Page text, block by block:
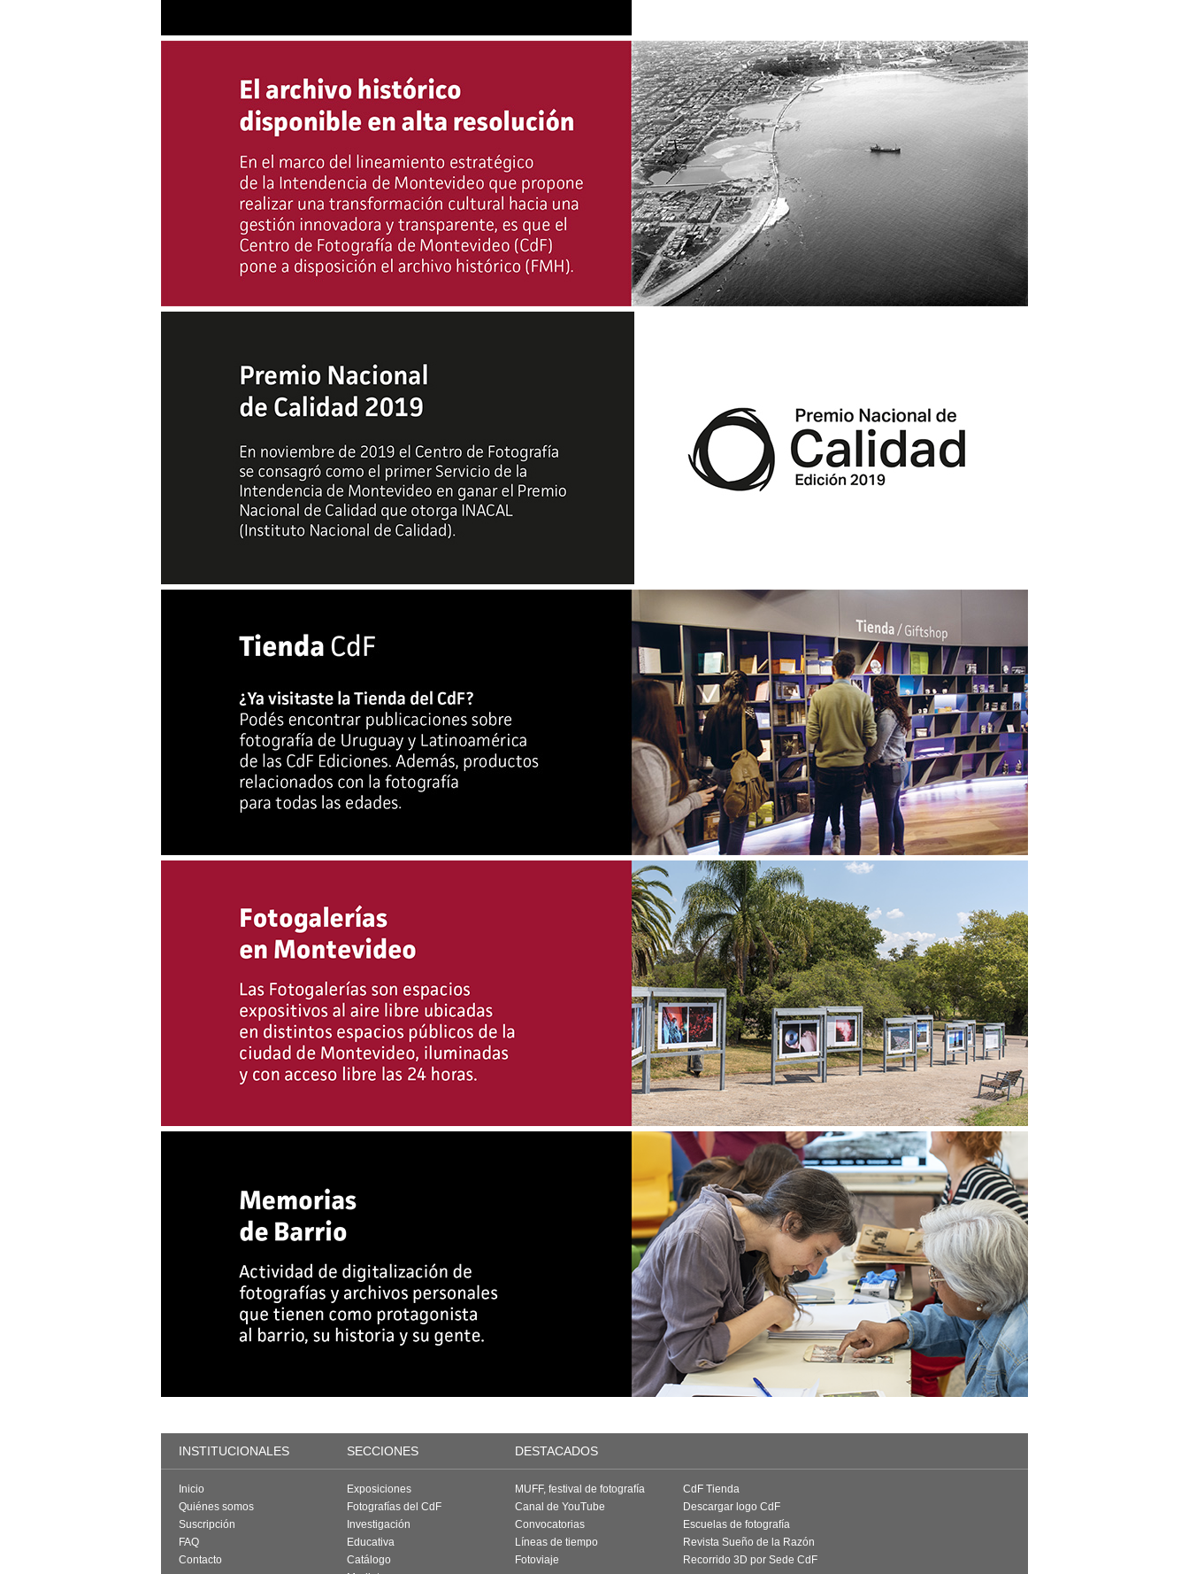
INSTITUCIONALES SECCIONES DESTACADOS
Inicio
Quiénes somos
Suscripción
FAQ
Contacto
Exposiciones
Fotografías del CdF
Investigación
Educativa
Catálogo
MUFF, festival de fotografía
Canal de YouTube
Convocatorias
Líneas de tiempo
Fotoviaje
CdF Tienda
Descargar logo CdF
Escuelas de fotografía
Revista Sueño de la Razón
Recorrido 3D por Sede CdF